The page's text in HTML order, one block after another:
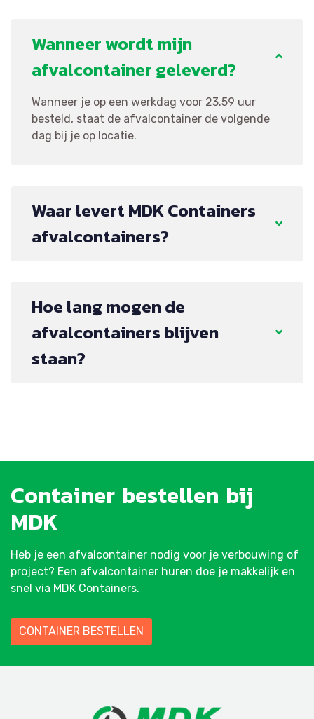
Wanneer wordt mijn
afvalcontainer geleverd?
Wanneer je op een werkdag voor 23.59 uur
besteld, staat de afvalcontainer de volgende
dag bij je op locatie.
Waar levert MDK Containers
afvalcontainers?
Hoe lang mogen de
afvalcontainers blijven
staan?
Container bestellen bij
MDK
Heb je een afvalcontainer nodig voor je verbouwing of
project? Een afvalcontainer huren doe je makkelijk en
snel via MDK Containers.
CONTAINER BESTELLEN